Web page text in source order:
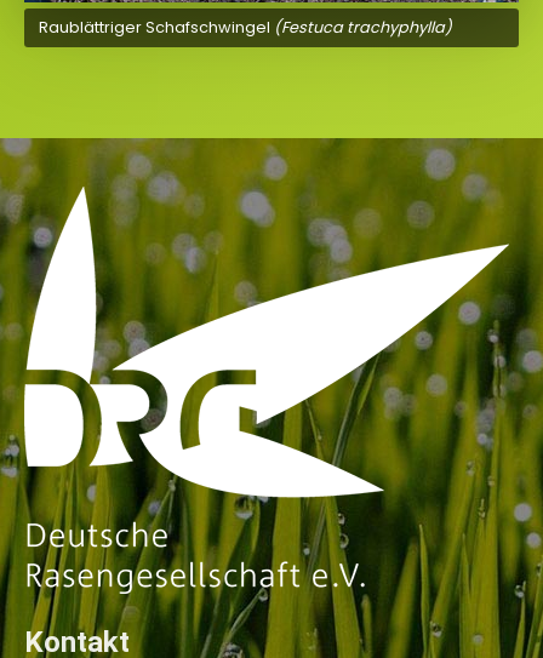
Raublättriger Schafschwingel (Festuca trachyphylla)
Kontakt